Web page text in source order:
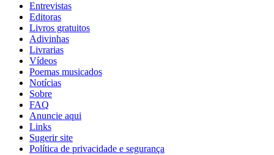
Entrevistas
Editoras
Livros gratuitos
Adivinhas
Livrarias
Vídeos
Poemas musicados
Notícias
Sobre
FAQ
Anuncie aqui
Links
Sugerir site
Política de privacidade e segurança